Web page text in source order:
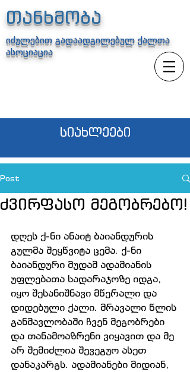
თანხმობა
იძულებით გადაადგილებულ ქალთა
ასოციაცია
სიახლეები
Post
ძვირფასო მეგობრებო!
დღეს ქ-ნი ანაიტ ბაიანდურის
გულმა შეყწვიტა ცემა. ქ-ნი
ბაიანდური მუდამ ადამიანის
უფლებათა სადარაჯოზე იდგა,
იყო შესანიშნავი მწერალი და
დიდებული ქალი. მრავალი წლის
განმავლობაში ჩვენ მეგობრები
და თანამოაზრენი ვიყავით და მე
არ შემიძლია შევეგუო ასეთ
დანაკარგს. ადამიანები მიდიან,